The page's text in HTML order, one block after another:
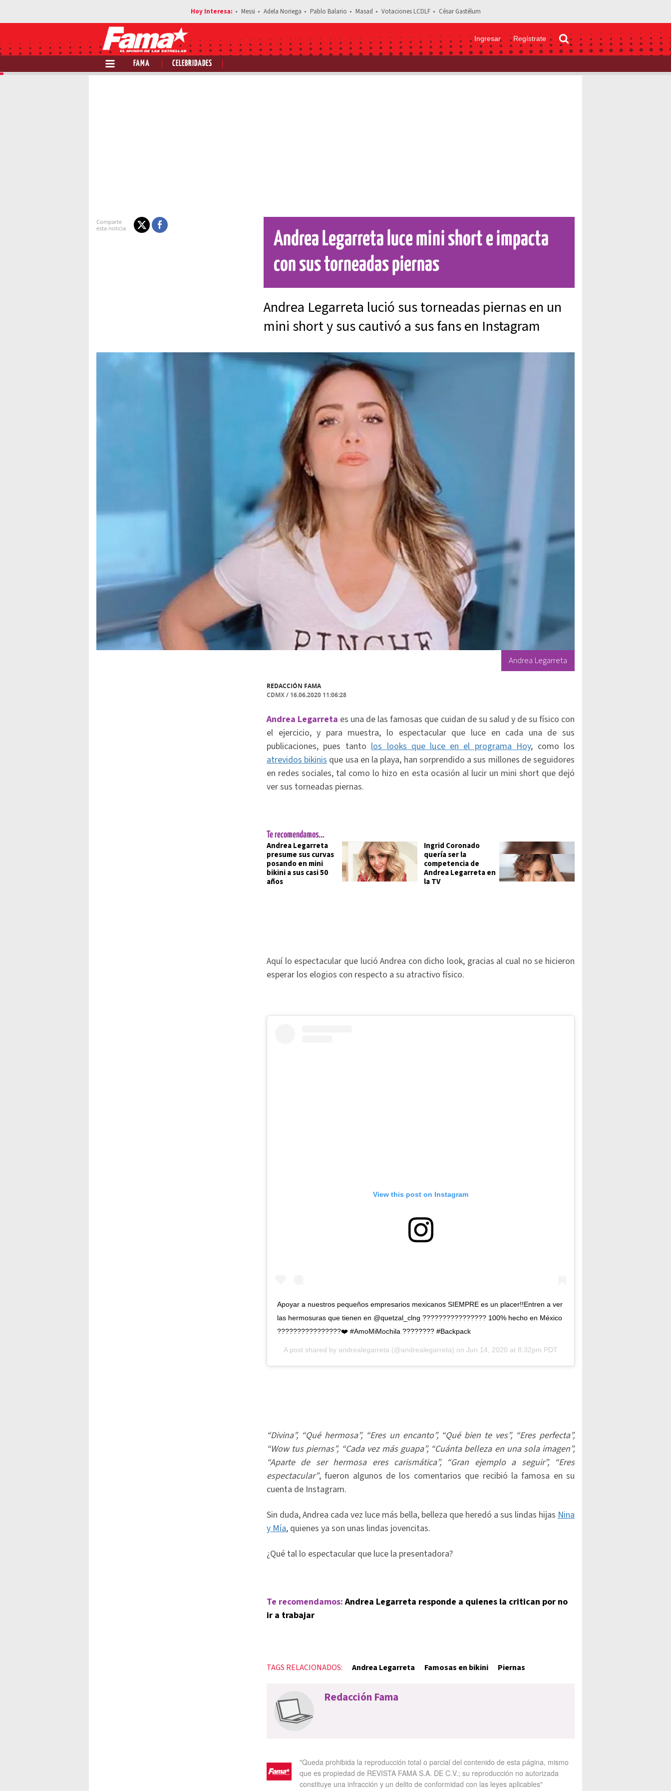
Messi Adela Noriega Pablo Balario Masad Votaciones LCDLF César Gastélum
Ingresar Regístrate
FAMA CELEBRIDADES
Estás leyendo: Andrea Legarreta luce mini short e impacta con sus torneadas piernas
Andrea Legarreta luce mini short e impacta
con sus torneadas piernas
Andrea Legarreta lució sus torneadas piernas en un
mini short y sus cautivó a sus fans en Instagram
Andrea Legarreta
REDACCIÓN FAMA
CDMX/ 16.06.2020 11:06:28
Andrea Legarreta es una de las famosas que cuidan de su salud y de su físico con
el ejercicio, y para muestra, lo espectacular que luce en cada una de sus
publicaciones, pues tantolos looks que luce en el programa Hoy, como los
atrevidos bikinisque usa en la playa, han sorprendido a sus millones de seguidores
en redes sociales, tal como lo hizo en esta ocasión al lucir un mini short que dejó
ver sus torneadas piernas.
Te recomendamos...
Andrea Legarreta
presume sus curvas
posando en mini
bikini a sus casi 50
años
Ingrid Coronado
quería ser la
competencia de
Andrea Legarreta en
la TV
Aquí lo espectacular que lució Andrea con dicho look, gracias al cual no se hicieron
esperar los elogios con respecto a su atractivo físico.
View this post on Instagram
Apoyar a nuestros pequeños empresarios mexicanos SIEMPRE es un placer!!Entren a ver
las hermosuras que tienen en @quetzal_clng ???????????????? 100% hecho en México
????????????????❤️ #AmoMiMochila ???????? #Backpack
A post shared by andrealegarreta (@andrealegarreta) on Jun 14, 2020 at 8:32pm PDT
“Divina”, “Qué hermosa”, “Eres un encanto”, “Qué bien te ves”, “Eres perfecta”,
“Wow tus piernas”, “Cada vez más guapa”, “Cuánta belleza en una sola imagen”,
“Aparte de ser hermosa eres carismática”, “Gran ejemplo a seguir”, “Eres
espectacular”, fueron algunos de los comentarios que recibió la famosa en su
cuenta de Instagram.
Sin duda, Andrea cada vez luce más bella, belleza que heredó a sus lindas hijas Nina
y Mía, quienes ya son unas lindas jovencitas.
¿Qué tal lo espectacular que luce la presentadora?
Te recomendamos: Andrea Legarreta responde a quienes la critican por no
ir a trabajar
TAGS RELACIONADOS: Andrea Legarreta Famosas en bikini Piernas
Redacción Fama
"Queda prohibida la reproducción total o parcial del contenido de esta página, mismo
que es propiedad de REVISTA FAMA S.A. DE C.V.; su reproducción no autorizada
constituye una infracción y un delito de conformidad con las leyes aplicables"